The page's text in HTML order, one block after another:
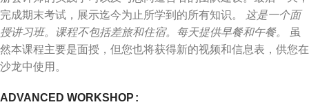
完成期末考试，展示迄今为止所学到的所有知识。
这是一个面
授讲习班。课程不包括差旅和住宿。每天提供早餐和午餐。 虽
然本课程主要是面授，但您也将获得新的视频和信息表，供您在
沙龙中使用。
ADVANCED WORKSHOP